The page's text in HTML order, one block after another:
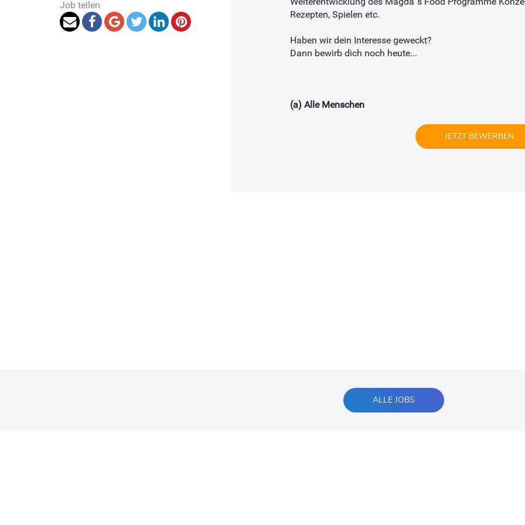
Job teilen
Rezepten, Spielen etc.
Haben wir dein Interesse geweckt?
Dann bewirb dich noch heute...
(a) Alle Menschen
JETZT BEWERBEN
ALLE JOBS